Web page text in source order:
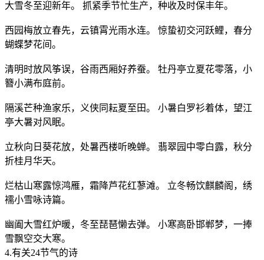
大雪冬至迎新年。 抓紧季节忙生产，种收及时保丰年。
西园梅放立春先，云镇霄光雨水连。 惊蛰初交河跃鲤，春分
蝴蝶梦花间。
清明时放风筝误，谷雨西厢好养蚕。 牡丹亭立夏花零落，小
簪小满布庭前。
隔溪芒种渔家乐，义侠同耘夏至田。 小暑白罗衫着体，望江
亭大暑对风眠。
立秋向日葵花放，处暑西楼听晚蝉。 翡翠园中零白露，秋分
折桂月华天。
烂枯山寒露惊鸿雁，霜降芦花红蓼滩。 立冬畅饮麒麟阁，绣
襦小雪咏诗篇。
幽阖大雪红炉暖，冬至琵琶懒去弹。 小寒高卧邯郸梦，一捧
雪飘空交大寒。
4.有关24节气的诗